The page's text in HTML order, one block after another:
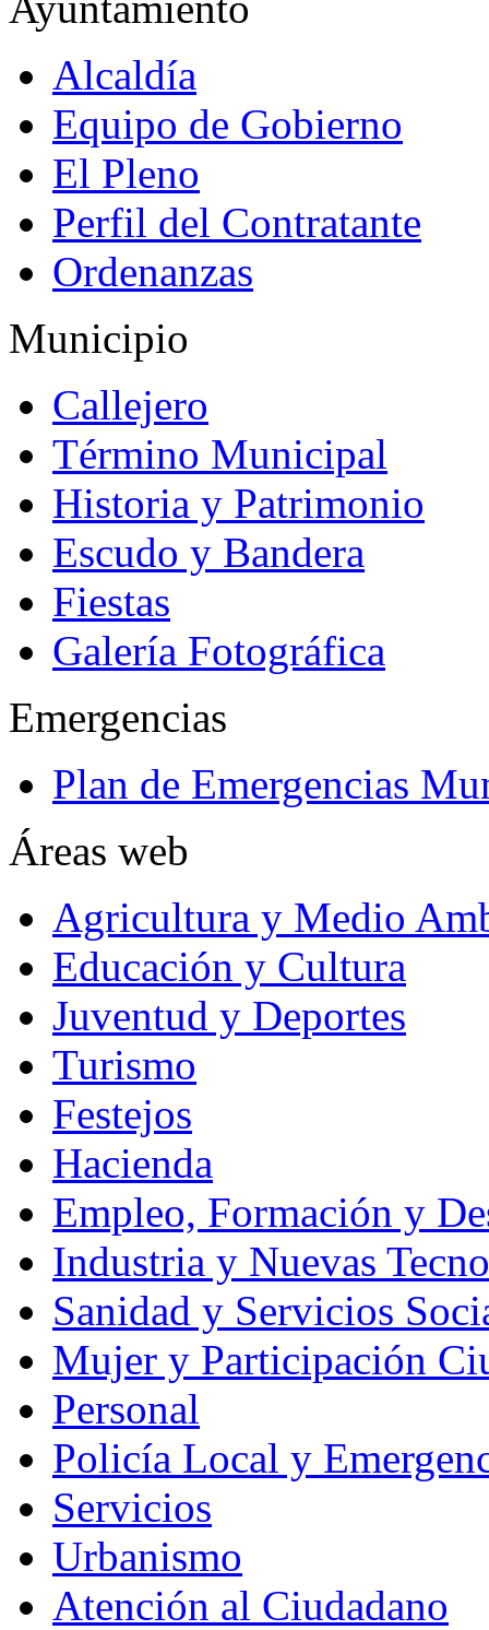
Alcaldía
Equipo de Gobierno
El Pleno
Perfil del Contratante
Ordenanzas
Municipio
Callejero
Término Municipal
Historia y Patrimonio
Escudo y Bandera
Fiestas
Galería Fotográfica
Emergencias
Plan de Emergencias
Áreas web
Agricultura y Medio
Educación y Cultura
Juventud y Deportes
Turismo
Festejos
Hacienda
Empleo, Formación y
Industria y Nuevas
Sanidad y Servicios
Mujer y Participación
Personal
Policía Local y
Servicios
Urbanismo
Atención al Ciudadano